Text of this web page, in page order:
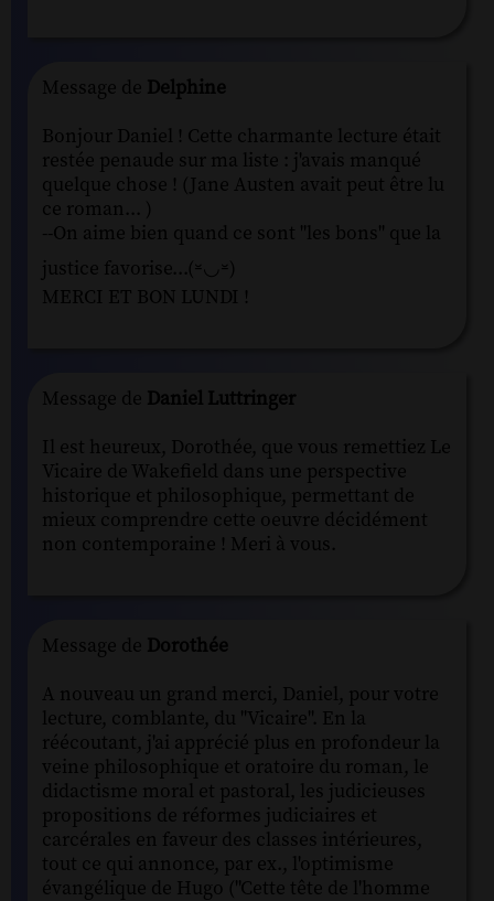
Message de Delphine
Bonjour Daniel ! Cette charmante lecture était
restée penaude sur ma liste : j'avais manqué
quelque chose ! (Jane Austen avait peut être lu
ce roman... )
--On aime bien quand ce sont "les bons" que la
justice favorise...(⏓◡⏓)
MERCI ET BON LUNDI !
Message de Daniel Luttringer
Il est heureux, Dorothée, que vous remettiez Le
Vicaire de Wakefield dans une perspective
historique et philosophique, permettant de
mieux comprendre cette oeuvre décidément
non contemporaine ! Meri à vous.
Message de Dorothée
A nouveau un grand merci, Daniel, pour votre
lecture, comblante, du "Vicaire". En la
réécoutant, j'ai apprécié plus en profondeur la
veine philosophique et oratoire du roman, le
didactisme moral et pastoral, les judicieuses
propositions de réformes judiciaires et
carcérales en faveur des classes intérieures,
tout ce qui annonce, par ex., l'optimisme
évangélique de Hugo ("Cette tête de l'homme